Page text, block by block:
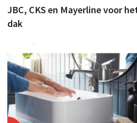
JBC, CKS en Mayerline voor
dak